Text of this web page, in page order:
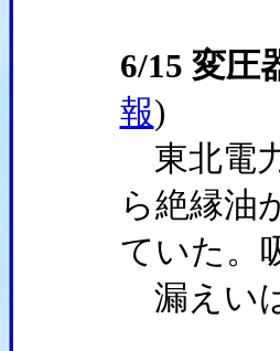
6/15 変
報)
東北電
ら絶縁油
ていた。
漏えい